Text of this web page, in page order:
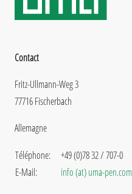
Contact
Fritz-Ullmann-Weg 3
77716 Fischerbach
Allemagne
Téléphone:
E-Mail:
+49 (0)78 32 / 707-0
info (at) uma-pen.com